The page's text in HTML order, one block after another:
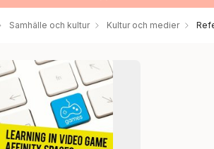
Samhälle och kultur Kultur och medier